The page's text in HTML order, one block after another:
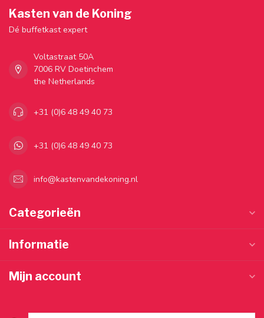
Kasten van de Koning
Dé buffetkast expert
Voltastraat 50A
7006 RV Doetinchem
the Netherlands
+31 (0)6 48 49 40 73
+31 (0)6 48 49 40 73
info@kastenvandekoning.nl
Categorieën
Informatie
Mijn account